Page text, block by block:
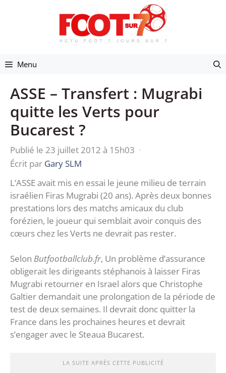
Menu
ASSE – Transfert : Mugrabi
quitte les Verts pour
Bucarest ?
Publié le 23 juillet 2012 à 15h03 ·
Écrit par Gary SLM
L’ASSE avait mis en essai le jeune milieu de terrain
israélien Firas Mugrabi (20 ans). Après deux bonnes
prestations lors des matchs amicaux du club
forézien, le joueur qui semblait avoir conquis des
cœurs chez les Verts ne devrait pas rester.
Selon Butfootballclub.fr, Un problème d’assurance
obligerait les dirigeants stéphanois à laisser Firas
Mugrabi retourner en Israel alors que Christophe
Galtier demandait une prolongation de la période de
test de deux semaines. Il devrait donc quitter la
France dans les prochaines heures et devrait
s’engager avec le Steaua Bucarest.
LA SUITE APRÈS CETTE PUBLICITÉ